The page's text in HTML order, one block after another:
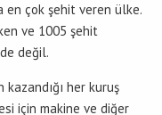
en çok şehit veren ülke.
ve 1005 şehit
değil.
her kuruş
için makine ve diğer